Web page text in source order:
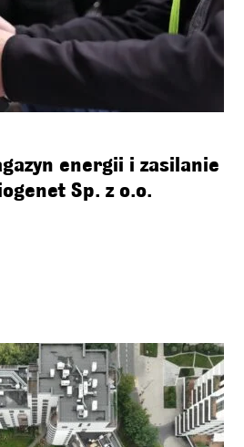
energii i zasilanie
Sp. z o.o.